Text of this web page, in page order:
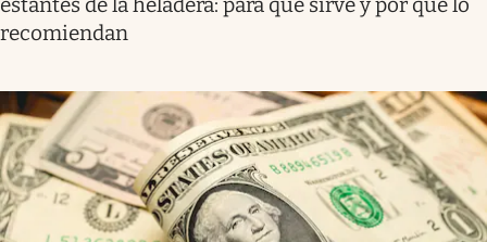
recomiendan